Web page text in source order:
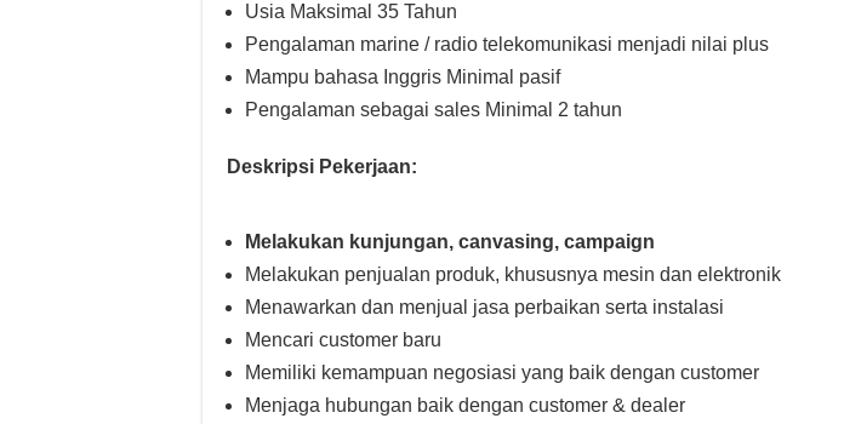
Usia Maksimal 35 Tahun
Pengalaman marine / radio telekomunikasi menjadi nilai plus
Mampu bahasa Inggris Minimal pasif
Pengalaman sebagai sales Minimal 2 tahun
Deskripsi Pekerjaan:
Melakukan kunjungan, canvasing, campaign
Melakukan penjualan produk, khususnya mesin dan elektronik
Menawarkan dan menjual jasa perbaikan serta instalasi
Mencari customer baru
Memiliki kemampuan negosiasi yang baik dengan customer
Menjaga hubungan baik dengan customer & dealer